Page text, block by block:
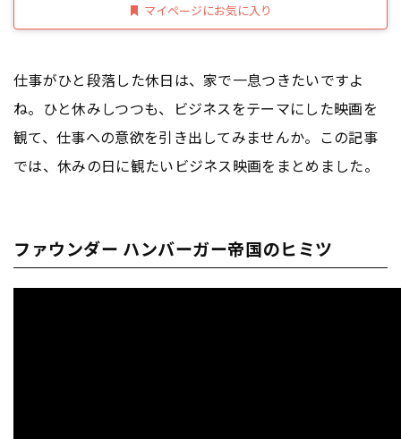
マイページにお気に入り
仕事がひと段落した休日は、家で一息つきたいですよ
ね。ひと休みしつつも、ビジネスをテーマにした映画を
観て、仕事への意欲を引き出してみませんか。この記事
では、休みの日に観たいビジネス映画をまとめました。
ファウンダー ハンバーガー帝国のヒミツ